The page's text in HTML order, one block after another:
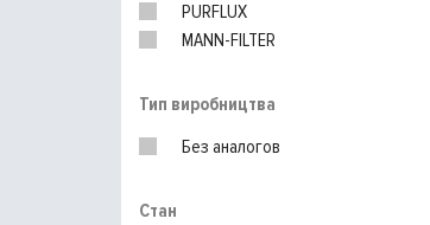
PURFLUX
MANN-FILTER
BOSCH
Тип виробництва
Без аналогов
Стан